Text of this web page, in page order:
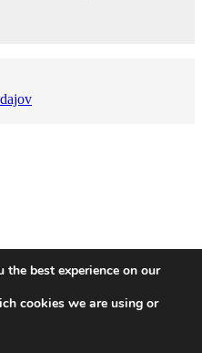
best experience on our
cookies we are using or